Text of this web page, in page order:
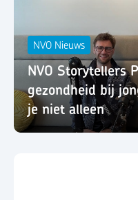
NVO Nieuws
NVO Storytellers
gezondheid bij
je niet alleen